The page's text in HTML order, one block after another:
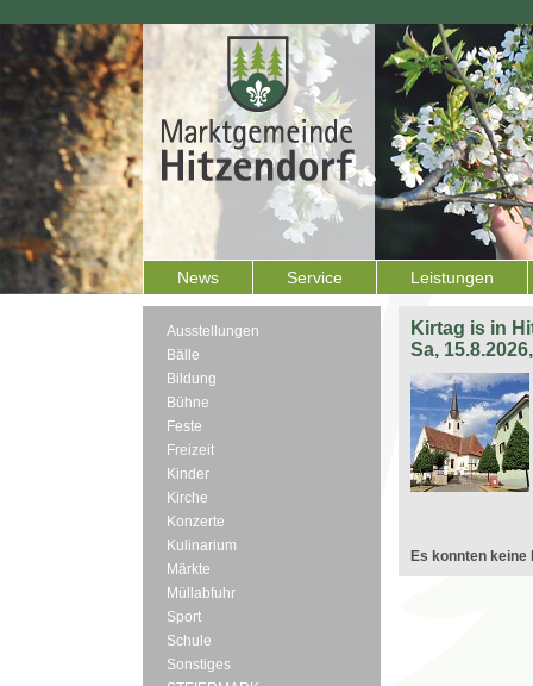
News Service Leistungen
Ausstellungen
Bälle
Bildung
Bühne
Feste
Freizeit
Kinder
Kirche
Konzerte
Kulinarium
Märkte
Müllabfuhr
Sport
Schule
Sonstiges
Kirtag is in
Sa,
Es konnten keine